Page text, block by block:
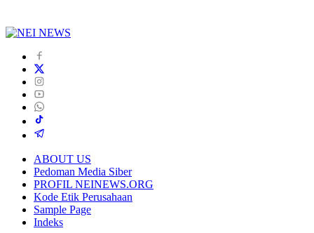
ABOUT US
Pedoman Media Siber
PROFIL NEINEWS.ORG
Kode Etik Perusahaan
Sample Page
Indeks